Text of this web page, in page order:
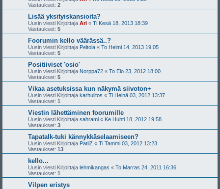
Vastaukset: 2
Lisää yksityiskansioita?
Uusin viesti Kirjoittaja Ari « Ti Kesä 18, 2013 18:39
Vastaukset: 5
Foorumin kello väärässä..?
Uusin viesti Kirjoittaja Peltola « To Helmi 14, 2013 19:05
Vastaukset: 5
Positiiviset 'osio'
Uusin viesti Kirjoittaja Norppa72 « To Elo 23, 2012 18:00
Vastaukset: 5
Vikaa asetuksissa kun näkymä siivoton+
Uusin viesti Kirjoittaja karhulitos « Ti Heinä 03, 2012 13:37
Vastaukset: 1
Viestin lähettäminen foorumille
Uusin viesti Kirjoittaja sahrami « Ke Huhti 18, 2012 19:58
Vastaukset: 3
Tapatalk-tuki kännykkäselaamiseen?
Uusin viesti Kirjoittaja PatilZ « Ti Tammi 03, 2012 13:23
Vastaukset: 13
kello...
Uusin viesti Kirjoittaja lehmikangas « To Marras 24, 2011 16:36
Vastaukset: 1
Vilpen eristys